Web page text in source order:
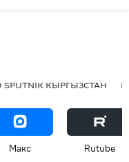
КЫРГЫЗСТАН
Макс Rutube